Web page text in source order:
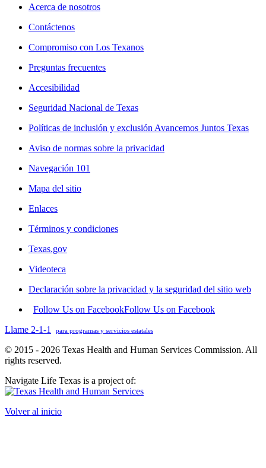
Acerca de nosotros
Contáctenos
Compromiso con Los Texanos
Preguntas frecuentes
Accesibilidad
Seguridad Nacional de Texas
Políticas de inclusión y exclusión Avancemos Juntos Texas
Aviso de normas sobre la privacidad
Navegación 101
Mapa del sitio
Enlaces
Términos y condiciones
Texas.gov
Videoteca
Declaración sobre la privacidad y la seguridad del sitio web
Follow Us on FacebookFollow Us on Facebook
Llame 2-1-1
para programas y servicios estatales
© 2015 - 2026 Texas Health and Human Services Commission. All
rights reserved.
Navigate Life Texas is a project of:
Volver al inicio